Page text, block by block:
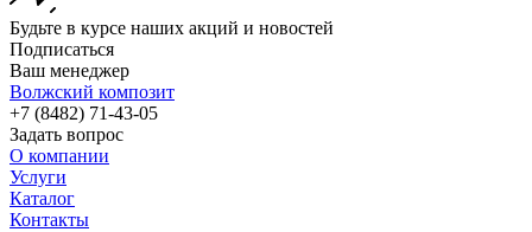
Будьте в курсе наших акций и новостей
Подписаться
Ваш менеджер
Волжский композит
+7 (8482) 71-43-05
Задать вопрос
О компании
Услуги
Каталог
Контакты